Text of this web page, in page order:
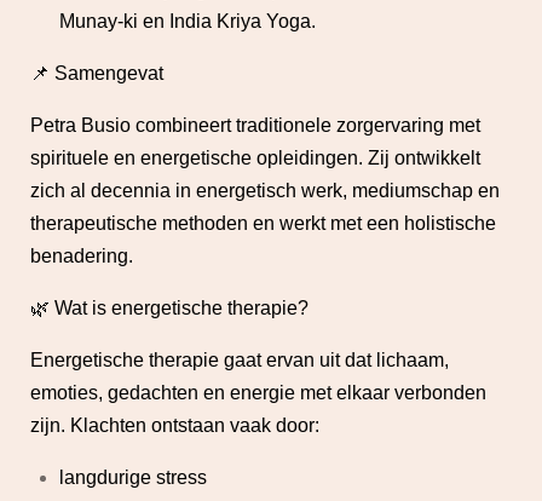
Munay-ki en India Kriya Yoga.
📌 Samengevat
Petra Busio combineert traditionele zorgervaring met
spirituele en energetische opleidingen. Zij ontwikkelt
zich al decennia in energetisch werk, mediumschap en
therapeutische methoden en werkt met een holistische
benadering.
🌿 Wat is energetische therapie?
Energetische therapie gaat ervan uit dat lichaam,
emoties, gedachten en energie met elkaar verbonden
zijn. Klachten ontstaan vaak door:
langdurige stress